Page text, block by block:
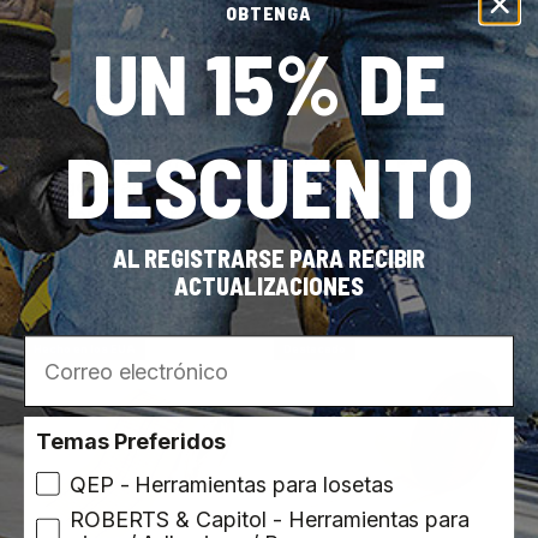
ROBERTS
SKU: 50-555
Cinta adhesiva ancha de
1 7/8" (4.76 cm), para
uso general en
interiores, color
plateado (60 yardas
[54.86 m])
Capitol
SKU: 142015
Cinta de doble faz
sensible a la presión
OBTENGA
UN 15% DE
DESCUENTO
AL REGISTRARSE PARA RECIBIR
ACTUALIZACIONES
Correo electrónico
Temas Preferidos
QEP - Herramientas para losetas
ROBERTS & Capitol - Herramientas para